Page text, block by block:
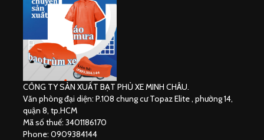
CÔNG TY SẢN XUẤT BẠT PHỦ XE MINH CHÂU.
Văn phòng đại diện: P.108 chung cư Topaz Elite , phường 14,
quận 8, tp.HCM
Mã số thuế: 3401186170
Phone: 0909384144